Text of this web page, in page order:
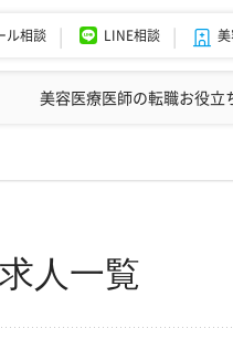
ル相談 LINE相談
エージェント紹介
美容医療医師の転職お役立
クリニックインタビュー
人一覧